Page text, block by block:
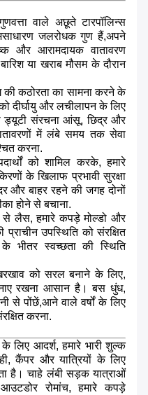
वाले अछूते टारपॉलिन्स
जलरोधक गुण हैं,अपने
और आरामदायक वातावरण
या खराब मौसम के दौरान
की कठोरता का सामना करने के
दीर्घायु और लचीलापन के लिए
ड्यूटी संरचना आंसू, छिद्र और
में लंबे समय तक सेवा
करना.
को शामिल करके, हमारे
के खिलाफ प्रभावी सुरक्षा
और बाहर रहने की जगह दोनों
होने से बचाना.
से लैस, हमारे कपड़े मोल्डो और
उपस्थिति को संरक्षित
स्वच्छता की स्थिति
को सरल बनाने के लिए,
रखना आसान है। बस धुंध,
से पोंछें,आने वाले वर्षों के लिए
करना.
लिए आदर्श, हमारे भारी शुल्क
कैंपर और यात्रियों के लिए
है। चाहे लंबी सड़क यात्राओं
रोमांच, हमारे कपड़े